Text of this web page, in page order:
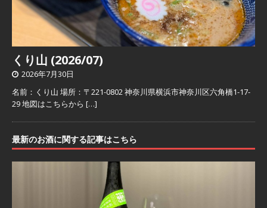
くり山 (2026/07)
2026年7月30日
名前：くり山 場所：〒221-0802 神奈川県横浜市神奈川区六角橋1-17-
29 地図はこちらから […]
最新のお酒に関する記事はこちら